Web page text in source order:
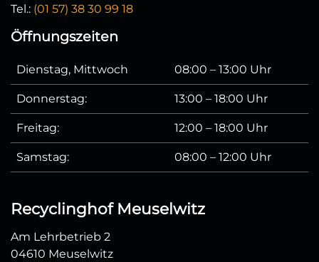
Tel.: (01 57) 38 30 99 18
Öffnungszeiten
Dienstag, Mittwoch 08:00 – 13:00 Uhr
Donnerstag: 13:00 – 18:00 Uhr
Freitag: 12:00 – 18:00 Uhr
Samstag: 08:00 – 12:00 Uhr
Recyclinghof Meuselwitz
Am Lehrbetrieb 2
04610 Meuselwitz